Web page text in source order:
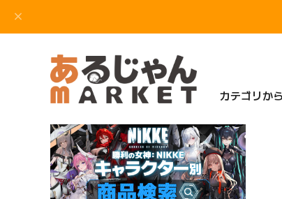
カテゴリか